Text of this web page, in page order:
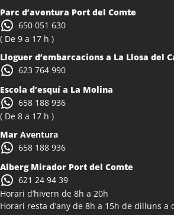
Colònies Escolars Albons
Activitats Teambuilding Empreses
Colònies Escolars Alcalà de Xivert
Activitats Família Amics Alcanar
Colònies Escolars Alcanar
Activitats Família Amics Alcanó
Activitats Teambuilding Empreses
Activitats Família Amics Alcarràs
Colònies Escolars Alcarràs
Parc d’aventura Port del Comte
650 051 630
( De 9 a 17 h )
Lloguer d’embarcacions a La Llosa del
623 764 990
Escola d’esquí a La Molina
658 188 936
( De 8 a 17 h )
Mar Aventura
658 188 936
Alberg Mirador Port del Comte
621 24 94 39
Horari d’hivern de 8h a 20h
Horari resta d’any de 8h a 15h de dilluns a